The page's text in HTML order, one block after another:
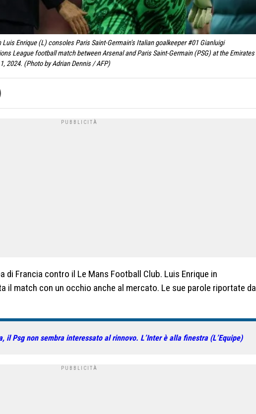
Enrique (L) consoles Paris Saint-Germain's Italian goalkeeper #01 Gianluigi
League football match between Arsenal and Paris Saint-Germain (PSG) at the Emirates
2024. (Photo by Adrian Dennis / AFP)
di Francia contro il Le Mans Football Club. Luis Enrique in
il match con un occhio anche al mercato. Le sue parole riportate da
il Psg non sembra interessato al rinnovo. L’Inter è alla finestra (L’Equipe)